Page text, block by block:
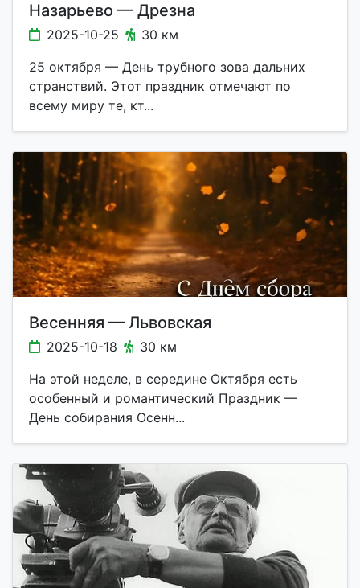
Назарьево — Дрезна
2025-10-25
30 км
25 октября — День трубного зова дальних
странствий. Этот праздник отмечают по
всему миру те, кт...
Весенняя — Львовская
2025-10-18
30 км
На этой неделе, в середине Октября есть
особенный и романтический Праздник —
День собирания Осенн...